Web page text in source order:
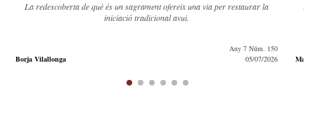
La redescoberta de què és un sagrament ofereix una via per restaurar la
iniciació tradicional avui.
Borja Vilallonga
Any 7 Núm. 150
05/07/2026
Marc